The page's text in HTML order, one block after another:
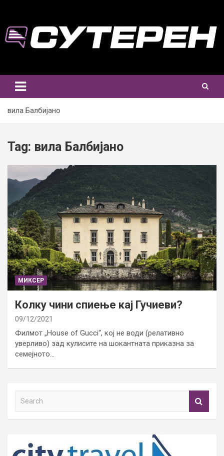
content
вила Балбијано
Tag: вила Балбијано
МИКСЕР
Колку чини спиење кај Гучиеви?
09/12/2021
Филмот „House of Gucci“, кој не води (релативно
уверливо) зад кулисите на шокантната приказна за
семејното…
h